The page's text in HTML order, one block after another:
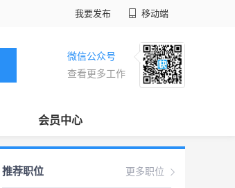
我要发布 移动端
微信公众号
查看更多工作
会员中心
更多职位
推荐职位